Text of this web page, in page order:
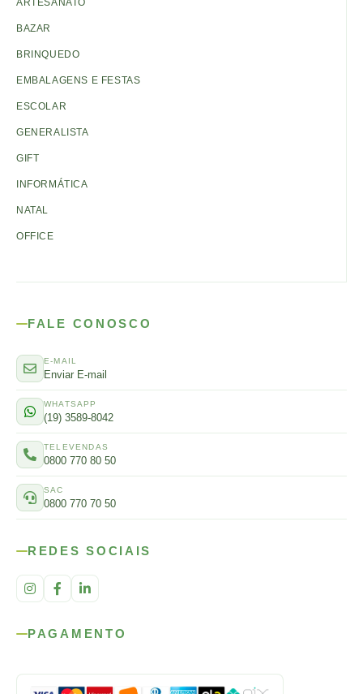
BAZAR
BRINQUEDO
EMBALAGENS E FESTAS
ESCOLAR
GENERALISTA
GIFT
INFORMÁTICA
NATAL
OFFICE
FALE CONOSCO
E-MAIL
Enviar E-mail
WHATSAPP
(19) 3589-8042
TELEVENDAS
0800 770 80 50
SAC
0800 770 70 50
REDES SOCIAIS
PAGAMENTO